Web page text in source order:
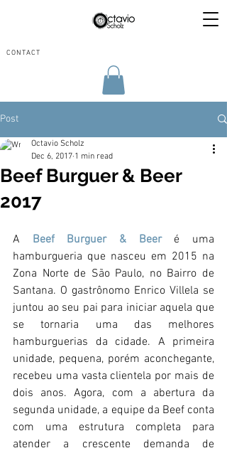
CONTACT
Post
Beef Burguer & Beer
2017
Octavio Scholz
Dec 6, 2017 1 min read
A Beef Burguer & Beer é uma
hamburgueria que nasceu em 2015 na
Zona Norte de São Paulo, no Bairro de
Santana. O gastrônomo Enrico Villela se
juntou ao seu pai para iniciar aquela que
se tornaria uma das melhores
hamburguerias da cidade. A primeira
unidade, pequena, porém aconchegante,
recebeu uma vasta clientela por mais de
dois anos. Agora, com a abertura da
segunda unidade, a equipe da Beef conta
com uma estrutura completa para
atender a crescente demanda de